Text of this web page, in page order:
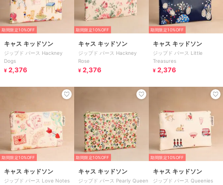
期間限定10%OFF
キャス キッドソン
ジップド パース Hackney
Dogs
¥ 2,376
期間限定10%OFF
キャス キッドソン
ジップド パース Hackney
Rose
¥ 2,376
期間限定10%OFF
キャス キッドソン
ジップド パース Little
Treasures
¥ 2,376
期間限定10%OFF
キャス キッドソン
ジップド パース Love Notes
期間限定10%OFF
キャス キッドソン
ジップド パース Pearly Queen
期間限定10%OFF
キャス キッドソン
ジップド パース Queenies